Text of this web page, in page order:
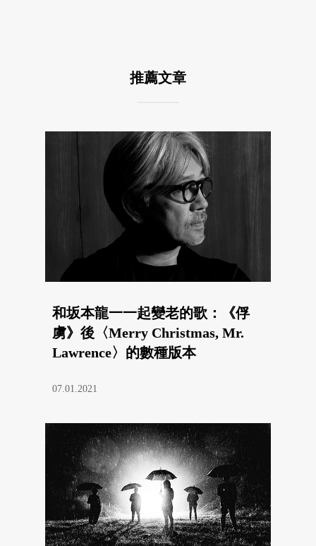
推薦文章
和坂本龍一一起變老的歌：《俘
虜》後〈Merry Christmas, Mr.
Lawrence〉的數種版本
07.01.2021